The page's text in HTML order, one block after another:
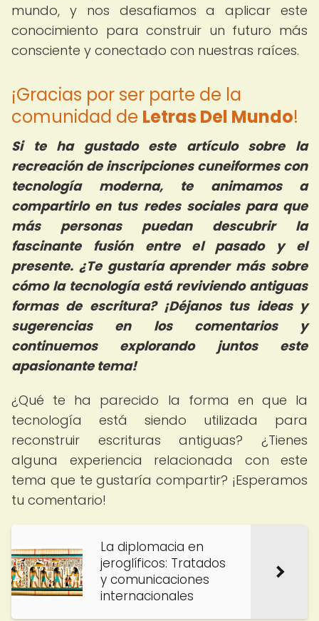
mundo, y nos desafiamos a aplicar este
conocimiento para construir un futuro más
consciente y conectado con nuestras raíces.
¡Gracias por ser parte de la
comunidad de Letras Del Mundo!
Si te ha gustado este artículo sobre la
recreación de inscripciones cuneiformes con
tecnología moderna, te animamos a
compartirlo en tus redes sociales para que
más personas puedan descubrir la
fascinante fusión entre el pasado y el
presente. ¿Te gustaría aprender más sobre
cómo la tecnología está reviviendo antiguas
formas de escritura? ¡Déjanos tus ideas y
sugerencias en los comentarios y
continuemos explorando juntos este
apasionante tema!
¿Qué te ha parecido la forma en que la
tecnología está siendo utilizada para
reconstruir escrituras antiguas? ¿Tienes
alguna experiencia relacionada con este
tema que te gustaría compartir? ¡Esperamos
tu comentario!
La diplomacia en
jeroglíficos: Tratados
y comunicaciones
internacionales